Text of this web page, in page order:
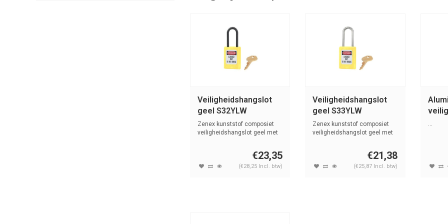
Veiligheidshangslot
geel S32YLW
Zenex kunststof composiet
veiligheidshangslot geel met
€23,35
(€28,25 Incl. btw)
Veiligheidshangslot
geel S33YLW
Zenex kunststof composiet
veiligheidshangslot geel met
€21,38
(€25,87 Incl. btw)